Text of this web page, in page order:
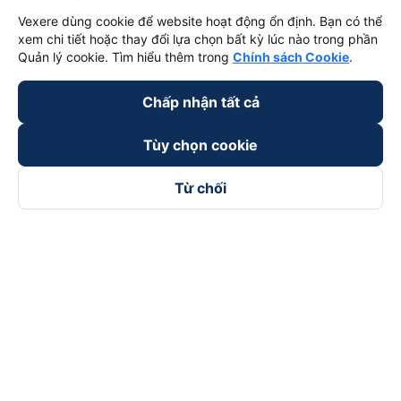
Đối tác thanh toán
Vexere dùng cookie để website hoạt động ổn định. Bạn có thể
xem chi tiết hoặc thay đổi lựa chọn bất kỳ lúc nào trong phần
Quản lý cookie. Tìm hiểu thêm trong Chính sách Cookie.
Chấp nhận tất cả
Tùy chọn cookie
Từ chối